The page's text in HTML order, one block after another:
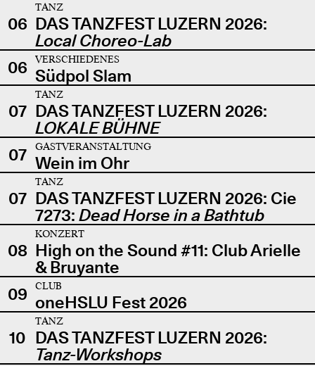
06
TANZ
DAS TANZFEST LUZERN 2026:
Local Choreo-Lab
06
VERSCHIEDENES
Südpol Slam
07
TANZ
DAS TANZFEST LUZERN 2026:
LOKALE BÜHNE
07
GASTVERANSTALTUNG
Wein im Ohr
07
TANZ
DAS TANZFEST LUZERN 2026: Cie
7273: Dead Horse in a Bathtub
08
KONZERT
High on the Sound #11: Club Arielle
& Bruyante
09
CLUB
oneHSLU Fest 2026
10
TANZ
DAS TANZFEST LUZERN 2026:
Tanz-Workshops